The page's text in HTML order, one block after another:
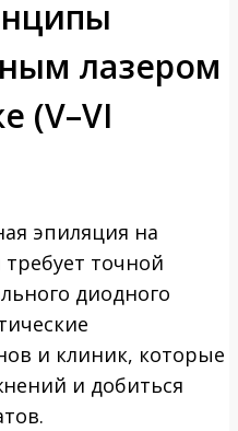
лазером
(V–VI
эпиляция на
точной
диодного
и клиник, которые
и добиться